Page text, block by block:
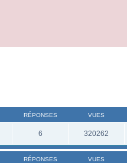
RÉPONSES VUES
6 320262
RÉPONSES VUES